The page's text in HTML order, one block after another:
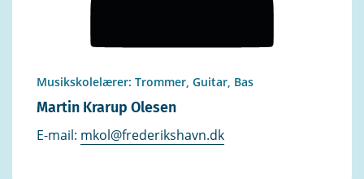
Musikskolelærer: Trommer, Guitar, Bas
Martin Krarup Olesen
E-mail: mkol@frederikshavn.dk